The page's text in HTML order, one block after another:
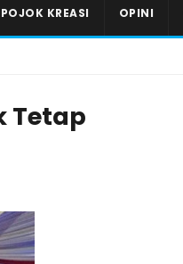
POJOK KREASI OPINI
Tetap